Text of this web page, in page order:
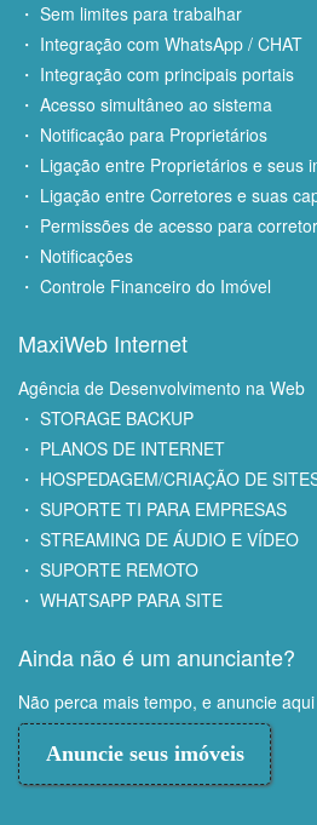
・ Sem limites para trabalhar
・ Integração com WhatsApp / CHAT
・ Integração com principais portais
・ Acesso simultâneo ao sistema
・ Notificação para Proprietários
・ Ligação entre Proprietários e seus
・ Ligação entre Corretores e suas
・ Permissões de acesso para
・ Notificações
・ Controle Financeiro do Imóvel
MaxiWeb Internet
Agência de Desenvolvimento na Web
・ STORAGE BACKUP
・ PLANOS DE INTERNET
・ HOSPEDAGEM/CRIAÇÃO DE
・ SUPORTE TI PARA EMPRESAS
・ STREAMING DE ÁUDIO E VÍDEO
・ SUPORTE REMOTO
・ WHATSAPP PARA SITE
Ainda não é um anunciante?
Não perca mais tempo, e anuncie
Anuncie seus imóveis